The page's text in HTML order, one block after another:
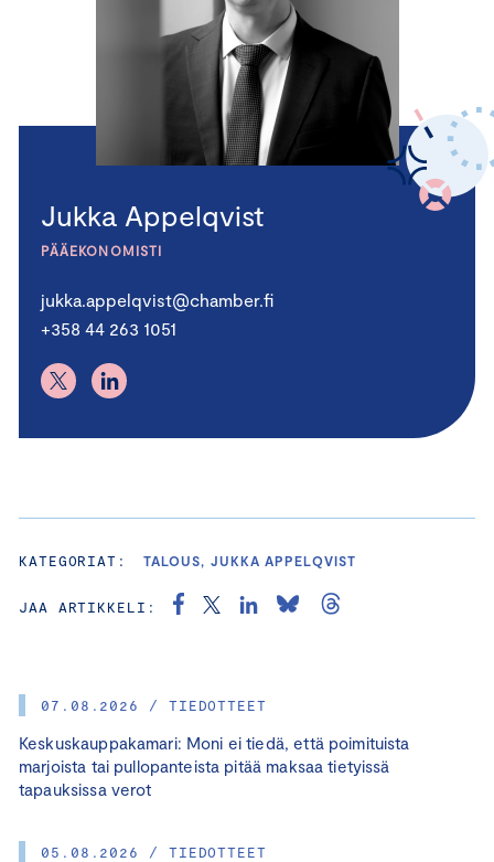
07.08.2026 / TIEDOTTEET
Keskuskauppakamari: Moni ei tiedä, että poimituista
marjoista tai pullopanteista pitää maksaa tietyissä
tapauksissa verot
05.08.2026 / TIEDOTTEET
Jukka Appelqvist
PÄÄEKONOMISTI
jukka.appelqvist@chamber.fi
+358 44 263 1051
KATEGORIAT: TALOUS, JUKKA APPELQVIST
JAA ARTIKKELI: